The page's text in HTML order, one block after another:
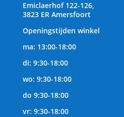
Emiclaerhof 122-126,
3823 ER Amersfoort
Openingstijden winkel
ma: 13:00-18:00
di: 9:30-18:00
wo: 9:30-18:00
do 9:30-18:00
vr: 9:30-18:00